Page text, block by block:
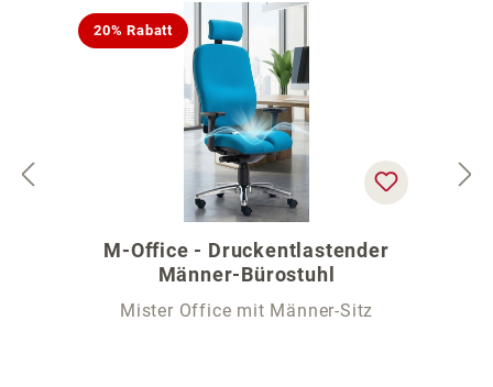
20% Rabatt
M-Office - Druckentlastender
Männer-Bürostuhl
Mister Office mit Männer-Sitz